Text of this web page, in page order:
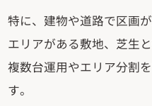
特に、建物や道路で区画
エリアがある敷地、芝生
複数台運用やエリア分割
す。